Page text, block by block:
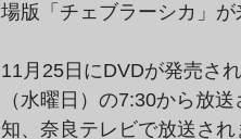
場版「チェブラーシカ」
11月25日にDVDが発売さ
（水曜日）の7:30から放
知、奈良テレビで放送さ